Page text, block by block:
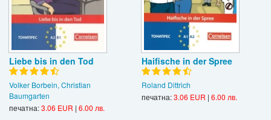
Liebe bis in den Tod
Volker Borbein, Christian
Baumgarten
печатна:3.06 EUR | 6.00 лв.
Haifische in der Spree
Roland Dittrich
печатна:3.06 EUR | 6.00 лв.